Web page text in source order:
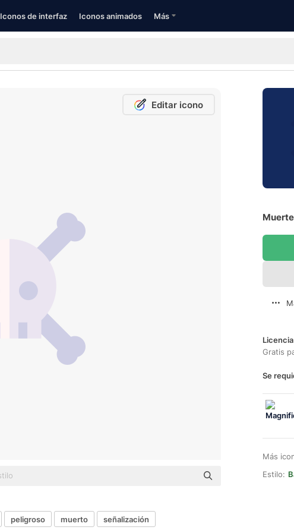
Iconos de interfaz Iconos animados Más
Editar icono
Gratis
Se
Más
Estilo:
peligroso muerto señalización